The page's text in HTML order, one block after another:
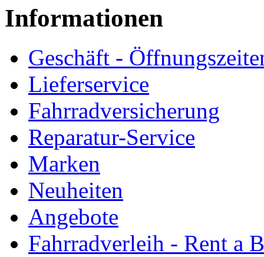
Informationen
Geschäft -
Lieferservice
Fahrradversicherung
Reparatur-Service
Marken
Neuheiten
Angebote
Fahrradverleih - Rent a